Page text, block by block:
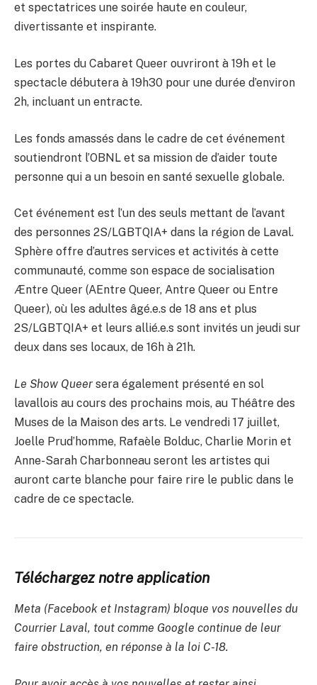
et spectatrices une soirée haute en couleur,
divertissante et inspirante.
Les portes du Cabaret Queer ouvriront à 19h et le
spectacle débutera à 19h30 pour une durée d’environ
2h, incluant un entracte.
Les fonds amassés dans le cadre de cet événement
soutiendront l’OBNL et sa mission de d’aider toute
personne qui a un besoin en santé sexuelle globale.
Cet événement est l’un des seuls mettant de l’avant
des personnes 2S/LGBTQIA+ dans la région de Laval.
Sphère offre d’autres services et activités à cette
communauté, comme son espace de socialisation
Æntre Queer (AEntre Queer, Antre Queer ou Entre
Queer), où les adultes âgé.e.s de 18 ans et plus
2S/LGBTQIA+ et leurs allié.e.s sont invités un jeudi sur
deux dans ses locaux, de 16h à 21h.
Le Show Queer sera également présenté en sol
lavallois au cours des prochains mois, au Théâtre des
Muses de la Maison des arts. Le vendredi 17 juillet,
Joelle Prud’homme, Rafaèle Bolduc, Charlie Morin et
Anne-Sarah Charbonneau seront les artistes qui
auront carte blanche pour faire rire le public dans le
cadre de ce spectacle.
Téléchargez notre application
Meta (Facebook et Instagram) bloque vos nouvelles du
Courrier Laval, tout comme Google continue de leur
faire obstruction, en réponse à la loi C-18.